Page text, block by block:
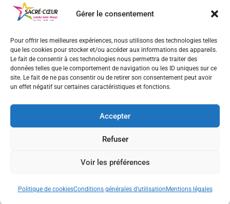
Gérer le consentement
Pour offrir les meilleures expériences, nous utilisons des technologies telles
que les cookies pour stocker et/ou accéder aux informations des appareils.
Le fait de consentir à ces technologies nous permettra de traiter des
données telles que le comportement de navigation ou les ID uniques sur ce
site. Le fait de ne pas consentir ou de retirer son consentement peut avoir
un effet négatif sur certaines caractéristiques et fonctions.
Accepter
Refuser
Voir les préférences
Politique de cookiesConditions générales d’utilisation Mentions légales
Politique de cookies (UE)
Plan du site
Contact
© Des ronds dans l’eau – 2025